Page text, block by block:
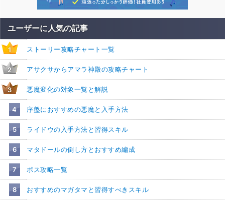
ユーザーに人気の記事
1 ストーリー攻略チャート一覧
2 アサクサからアマラ神殿の攻略チャート
3 悪魔変化の対象一覧と解説
4 序盤におすすめの悪魔と入手方法
5 ライドウの入手方法と習得スキル
6 マタドールの倒し方とおすすめ編成
7 ボス攻略一覧
8 おすすめのマガタマと習得すべきスキル